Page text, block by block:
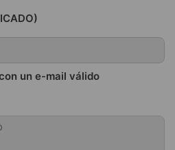
un e-mail válido